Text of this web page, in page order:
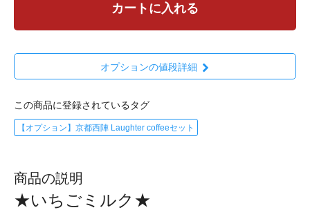
カートに入れる
オプションの値段詳細
この商品に登録されているタグ
【オプション】京都西陣 Laughter coffeeセット
商品の説明
★いちごミルク★